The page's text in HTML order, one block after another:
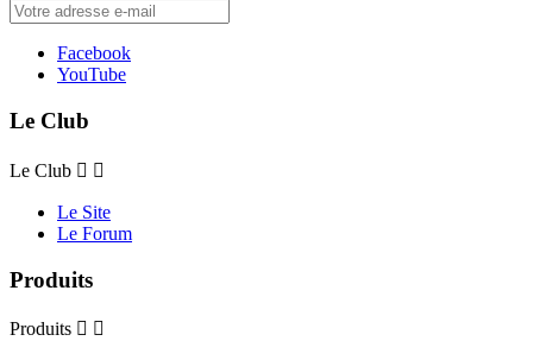
Facebook
YouTube
Le Club
Le Club  
Le Site
Le Forum
Produits
Produits  